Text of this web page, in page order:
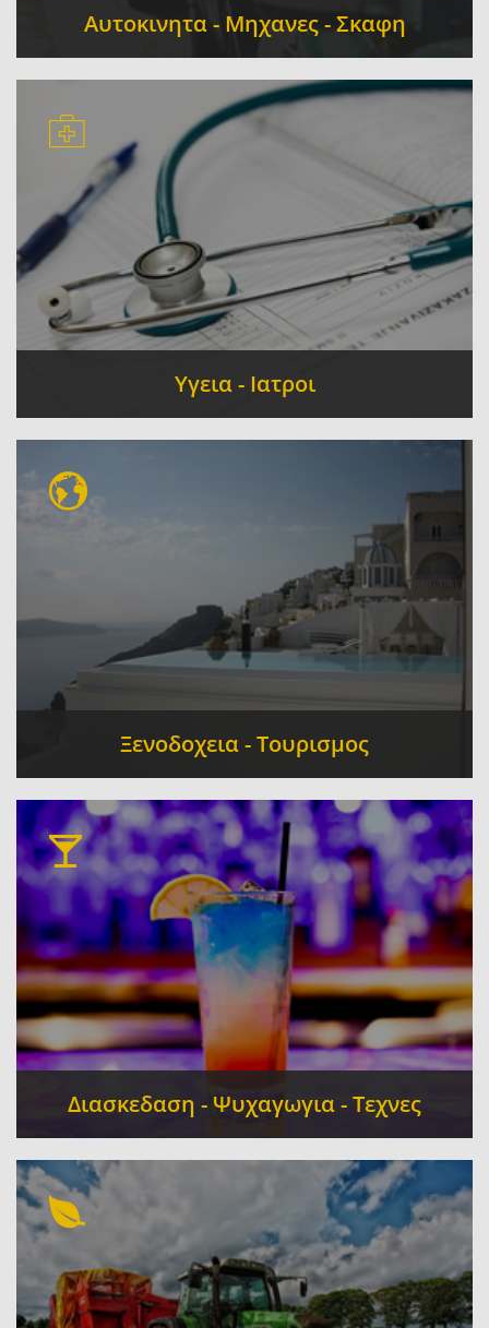
Αυτοκινητα - Μηχανες - Σκαφη
Service - Επισκευές Αυτοκινήτων-Πρατήρια
Ανταλλακτικά - Αξεσουάρ
Ενοικίαση
Ελαστικά - Βουλκανιζατέρ - Ζάντες -
Υγεια - Ιατροι
Οδοντίατροι-Διαγνωστικά Κέντρα-
Ξενοδοχεια - Τουρισμος
Ενοικιαζόμενα Δωμάτια-Ξενοδοχεία-
Ταξιδιωτικά Γραφεία - Πρακτορεία -
Λεωφορεία Συγκοινωνίες Δρομολόγια
Κάμπινγκ (Camping) - Κατασκηνώσεις
Διασκεδαση - Ψυχαγωγια - Τεχνες
Καφετέριες - Bar-Πρακτορεία Τυχερών
Παιχνιδιών - Προπο
Παιδότοποι - Play
Grounds - Escape Room
Αίθουσα Δεξιώσεων -
Εκδηλώσεων
-Καφενεία